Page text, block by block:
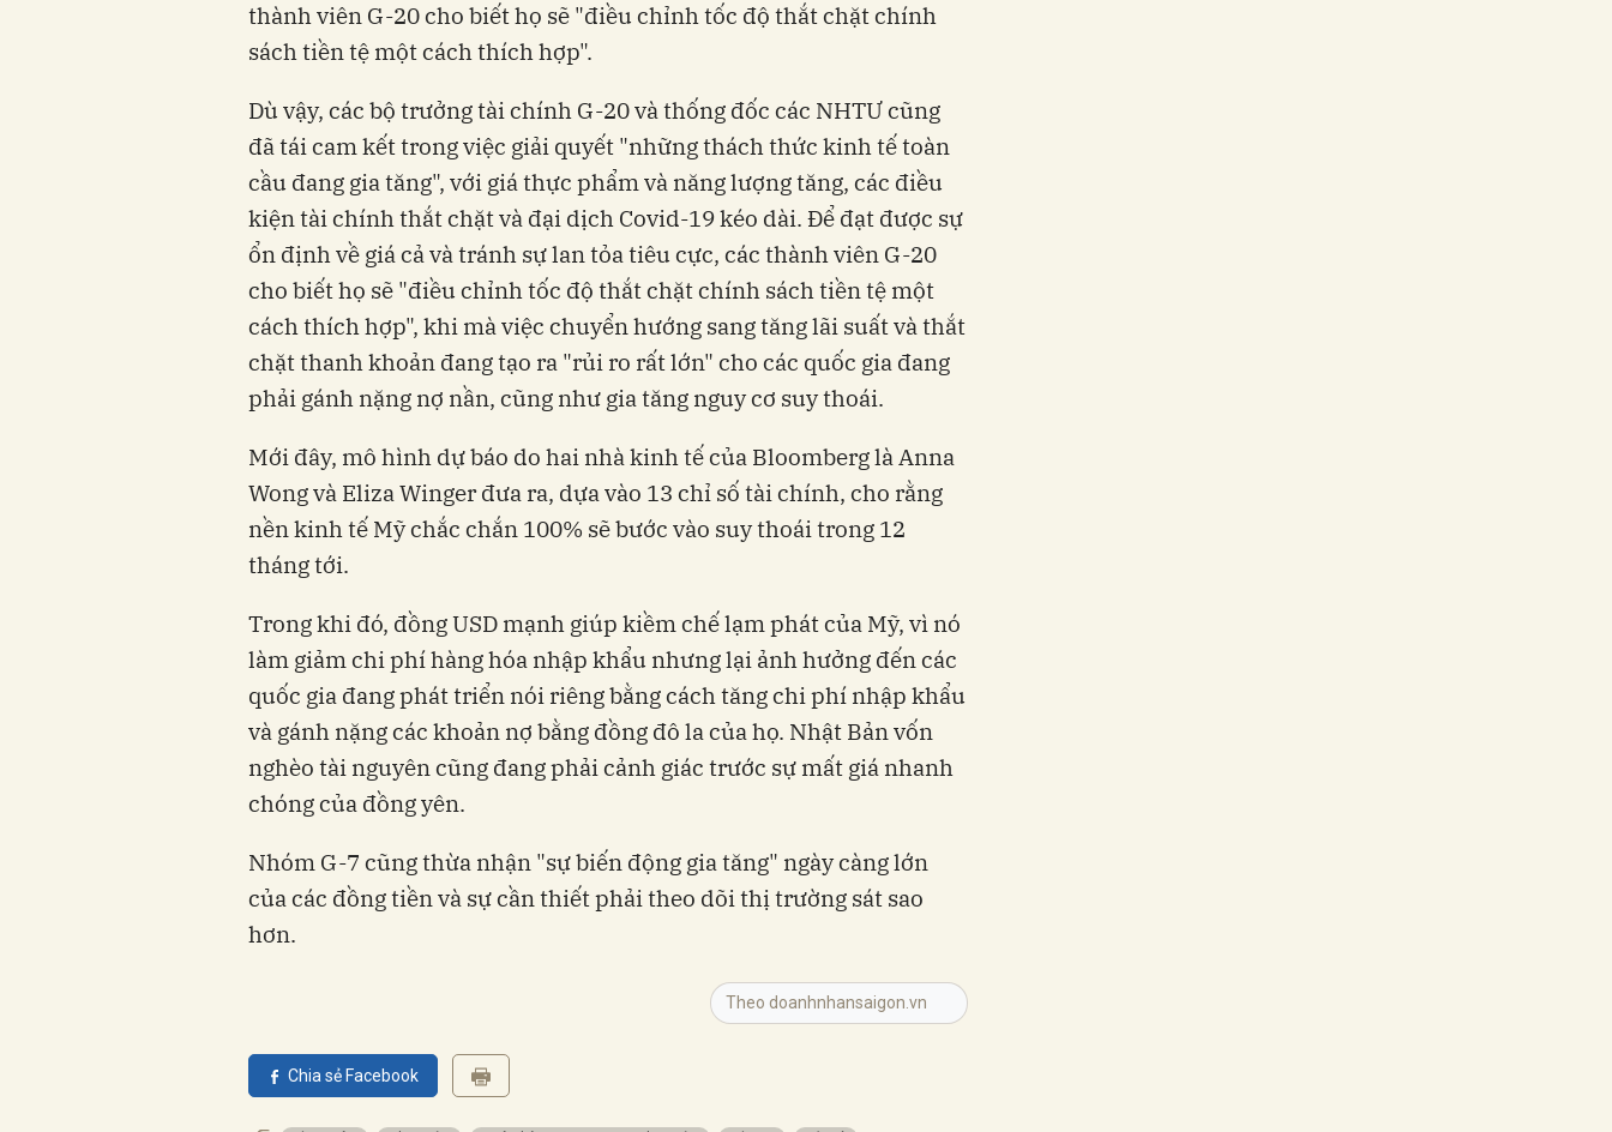
thành viên G-20 cho biết họ sẽ "điều chỉnh tốc độ thắt chặt chính
sách tiền tệ một cách thích hợp".
Dù vậy, các bộ trưởng tài chính G-20 và thống đốc các NHTƯ cũng
đã tái cam kết trong việc giải quyết "những thách thức kinh tế toàn
cầu đang gia tăng", với giá thực phẩm và năng lượng tăng, các điều
kiện tài chính thắt chặt và đại dịch Covid-19 kéo dài. Để đạt được sự
ổn định về giá cả và tránh sự lan tỏa tiêu cực, các thành viên G-20
cho biết họ sẽ "điều chỉnh tốc độ thắt chặt chính sách tiền tệ một
cách thích hợp", khi mà việc chuyển hướng sang tăng lãi suất và thắt
chặt thanh khoản đang tạo ra "rủi ro rất lớn" cho các quốc gia đang
phải gánh nặng nợ nần, cũng như gia tăng nguy cơ suy thoái.
Mới đây, mô hình dự báo do hai nhà kinh tế của Bloomberg là Anna
Wong và Eliza Winger đưa ra, dựa vào 13 chỉ số tài chính, cho rằng
nền kinh tế Mỹ chắc chắn 100% sẽ bước vào suy thoái trong 12
tháng tới.
Trong khi đó, đồng USD mạnh giúp kiềm chế lạm phát của Mỹ, vì nó
làm giảm chi phí hàng hóa nhập khẩu nhưng lại ảnh hưởng đến các
quốc gia đang phát triển nói riêng bằng cách tăng chi phí nhập khẩu
và gánh nặng các khoản nợ bằng đồng đô la của họ. Nhật Bản vốn
nghèo tài nguyên cũng đang phải cảnh giác trước sự mất giá nhanh
chóng của đồng yên.
Nhóm G-7 cũng thừa nhận "sự biến động gia tăng" ngày càng lớn
của các đồng tiền và sự cần thiết phải theo dõi thị trường sát sao
hơn.
Theo doanhnhansaigon.vn
Chia sẻ Facebook